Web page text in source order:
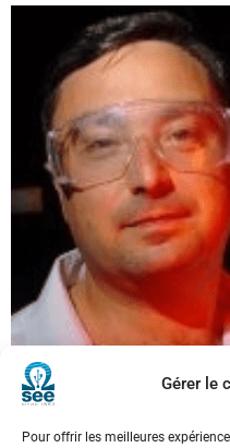
Gérer le
Pour offrir les meilleures